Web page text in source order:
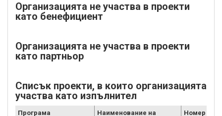
Организацията не участва в проекти
като бенефициент
Организацията не участва в проекти
като партньор
Списък проекти, в които организацията
участва като изпълнител
Програма
Наименование на
Номер от